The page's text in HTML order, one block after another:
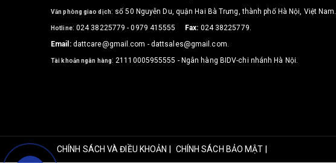
Văn phòng giao dịch: số 50 Nguyễn Du, quận Hai Bà Trưng, thành phố Hà Nội, Việt Nam.
Hotline: 024 38225779 - 0979 415555 Fax: 024 38225779.
Email: dattcare@gmail.com - dattsales@gmail.com.
Tài khoản ngân hàng: 21110005955555 - Ngân hàng BIDV-chi nhánh Hà Nội.
CHÍNH SÁCH VÀ ĐIỀU KHOẢN | CHÍNH SÁCH BẢO MẬT |